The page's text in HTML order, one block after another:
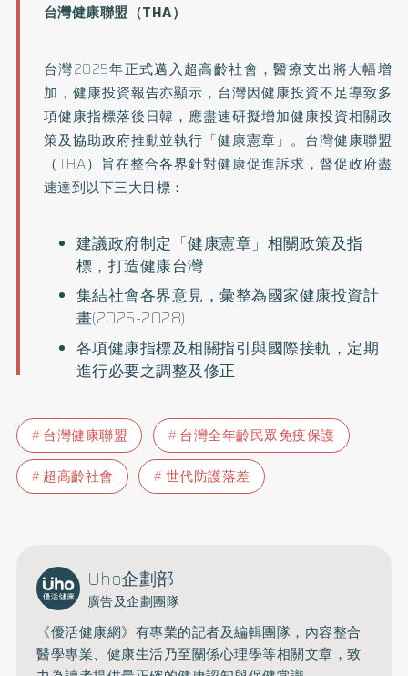
台灣健康聯盟（THA）
台灣2025年正式邁入超高齡社會，醫療支出將大幅增
加，健康投資報告亦顯示，台灣因健康投資不足導致多
項健康指標落後日韓，應盡速研擬增加健康投資相關政
策及協助政府推動並執行「健康憲章」。台灣健康聯盟
（THA）旨在整合各界針對健康促進訴求，督促政府盡
速達到以下三大目標：
建議政府制定「健康憲章」相關政策及指
標，打造健康台灣
集結社會各界意見，彙整為國家健康投資計
畫(2025-2028)
各項健康指標及相關指引與國際接軌，定期
進行必要之調整及修正
台灣健康聯盟
台灣全年齡民眾免疫保護
超高齡社會
世代防護落差
Uho企劃部
廣告及企劃團隊
《優活健康網》有專業的記者及編輯團隊，內容整合
醫學專業、健康生活乃至關係心理學等相關文章，致